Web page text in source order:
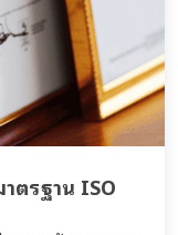
ตรฐาน ISO